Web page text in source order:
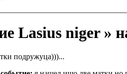
Lasius niger »
подружуца)))...